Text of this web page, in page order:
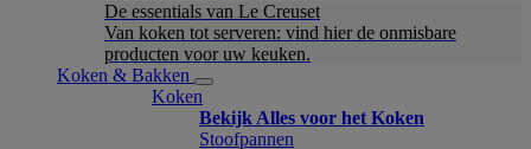
De essentials van Le Creuset
Van koken tot serveren: vind hier de onmisbare
producten voor uw keuken.
Koken & Bakken
Koken
Bekijk Alles voor het Koken
Stoofpannen